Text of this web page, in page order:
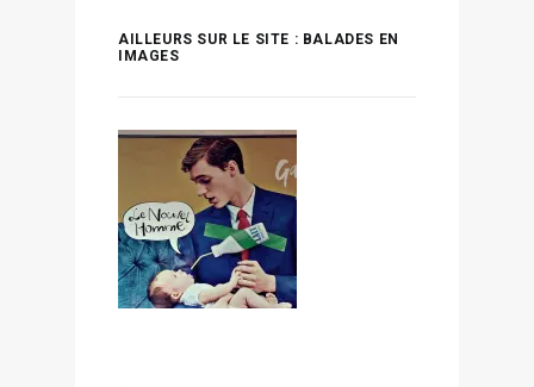
AILLEURS SUR LE SITE : BALADES EN
IMAGES